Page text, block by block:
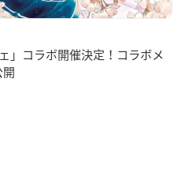
」コラボ開催決定！コラボメ